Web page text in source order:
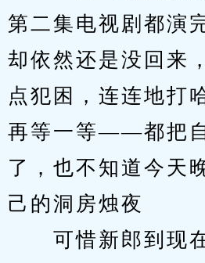
第二集电视剧都演
却依然还是没回来
点犯困，连连地打
再等一等——都把
了，也不知道今天
己的洞房烛夜
可惜新郎到现在